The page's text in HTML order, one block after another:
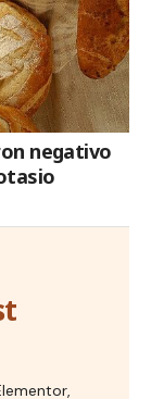
negativo